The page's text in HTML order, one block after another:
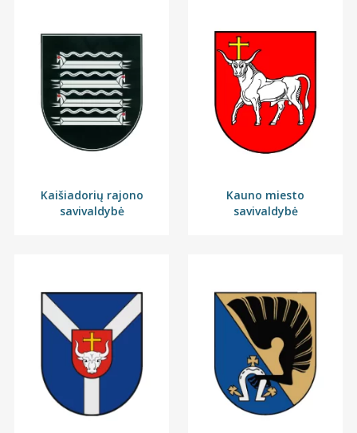
Kaišiadorių rajono
savivaldybė
Kauno miesto
savivaldybė